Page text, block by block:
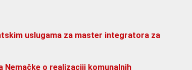
uslugama za master integratora za
o realizaciji komunalnih